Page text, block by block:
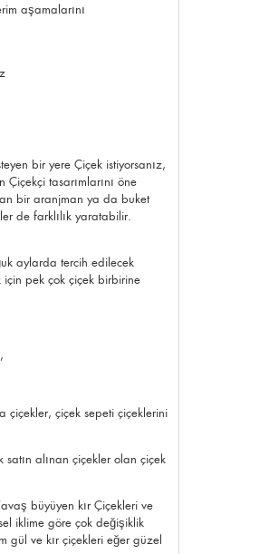
aşamalarını
bir yere Çiçek istiyorsanız,
tasarımlarını öne
bir aranjman ya da buket
de farklılık yaratabilir.
aylarda tercih edilecek
pek çok çiçek birbirine
çiçekler, çiçek sepeti çiçeklerini
alınan çiçekler olan çiçek
büyüyen kır Çiçekleri ve
iklime göre çok değişiklik
gül ve kır çiçekleri eğer güzel